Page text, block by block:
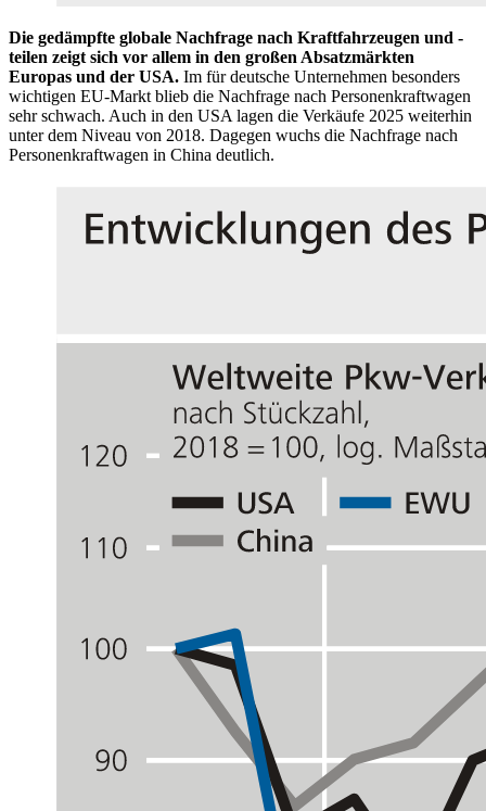
Die gedämpfte globale Nachfrage nach Kraftfahrzeugen und -
teilen zeigt sich vor allem in den großen Absatzmärkten
Europas und der USA. Im für deutsche Unternehmen besonders
wichtigen EU-Markt blieb die Nachfrage nach Personenkraftwagen
sehr schwach. Auch in den USA lagen die Verkäufe 2025 weiterhin
unter dem Niveau von 2018. Dagegen wuchs die Nachfrage nach
Personenkraftwagen in China deutlich.